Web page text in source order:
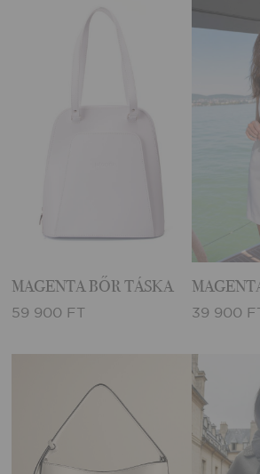
MAGENTA BŐR TÁSKA
59 900 FT 39 900